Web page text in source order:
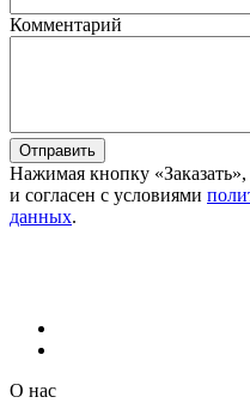
Комментарий
Отправить
Нажимая кнопку
и согласен с условиями
данных.
О нас